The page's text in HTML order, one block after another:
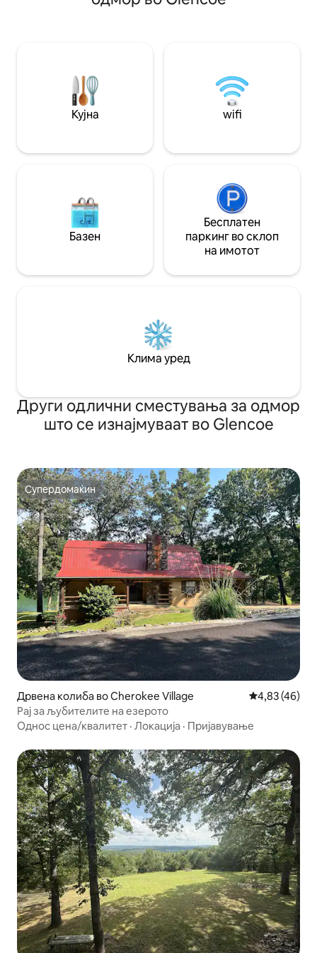
хектари околна дивина, ова е ретко
прибежиште создадено за
поврзување и незаборавни заеднички
Кујна wifi
Базен
Бесплатен
паркинг во склоп
на имотот
Клима уред
Други одлични сместувања за одмор
што се изнајмуваат во Glencoe
Супердомаќин
Супердомаќин
Дрвена колиба во Cherokee Village Просечна
4,83 (46)
Рај за љубителите на езерото
Однос цена/квалитет · Локација · Пријавување